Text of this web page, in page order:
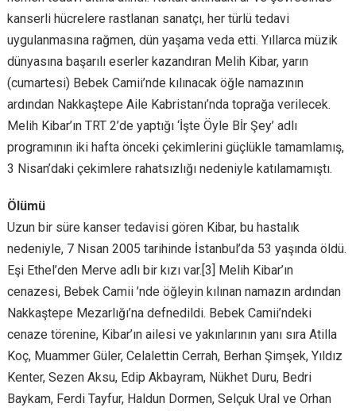
kanserli hücrelere rastlanan sanatçı, her türlü tedavi
uygulanmasına rağmen, dün yaşama veda etti. Yıllarca müzik
dünyasına başarılı eserler kazandıran Melih Kibar, yarın
(cumartesi) Bebek Camii’nde kılınacak öğle namazının
ardından Nakkaştepe Aile Kabristanı’nda toprağa verilecek.
Melih Kibar’ın TRT 2’de yaptığı ‘İşte Öyle Bİr Şey’ adlı
programının iki hafta önceki çekimlerini güçlükle tamamlamış,
3 Nisan’daki çekimlere rahatsızlığı nedeniyle katılamamıştı.
Ölümü
Uzun bir süre kanser tedavisi gören Kibar, bu hastalık
nedeniyle, 7 Nisan 2005 tarihinde İstanbul’da 53 yaşında öldü.
Eşi Ethel’den Merve adlı bir kızı var.[3] Melih Kibar’ın
cenazesi, Bebek Camii ’nde öğleyin kılınan namazın ardından
Nakkaştepe Mezarlığı’na defnedildi. Bebek Camii’ndeki
cenaze törenine, Kibar’ın ailesi ve yakınlarının yanı sıra Atilla
Koç, Muammer Güler, Celalettin Cerrah, Berhan Şimşek, Yıldız
Kenter, Sezen Aksu, Edip Akbayram, Nükhet Duru, Bedri
Baykam, Ferdi Tayfur, Haldun Dormen, Selçuk Ural ve Orhan